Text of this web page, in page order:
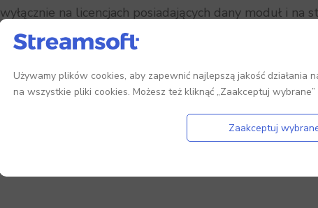
wyłącznie na licencjach posiadających dany moduł i
w Module Administratora.
Aktualizacje wersji długowspieranych są wydawane
częściej.
Używamy plików cookies, aby zapewnić najlepszą jakość działania
na wszystkie pliki cookies. Możesz też kliknąć „Zaakceptuj
Zaakceptuj